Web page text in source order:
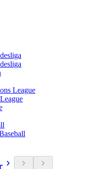
League